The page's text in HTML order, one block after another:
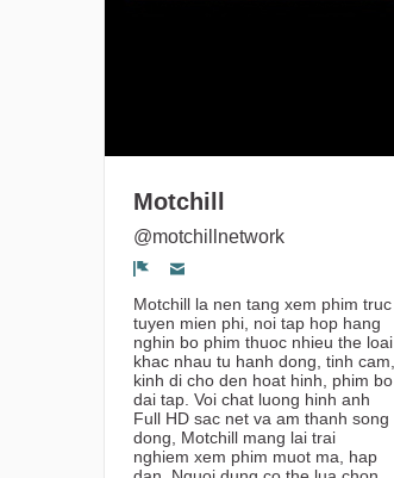
Motchill
@motchillnetwork
Segnala un problema
Motchill la nen tang xem phim truc
tuyen mien phi, noi tap hop hang
nghin bo phim thuoc nhieu the loai
khac nhau tu hanh dong, tinh cam,
kinh di cho den hoat hinh, phim bo
dai tap. Voi chat luong hinh anh
Full HD sac net va am thanh song
dong, Motchill mang lai trai
nghiem xem phim muot ma, hap